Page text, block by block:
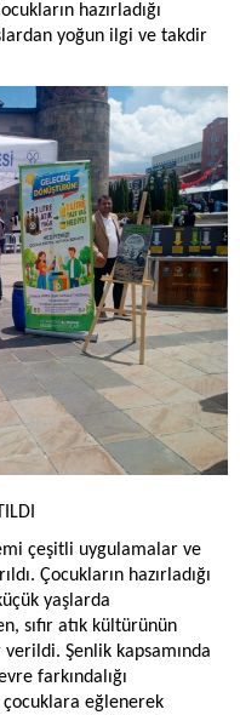
hazırladığı
yoğun ilgi ve takdir
çeşitli uygulamalar ve
Çocukların hazırladığı
yaşlarda
sıfır atık kültürünün
verildi. Şenlik kapsamında
farkındalığı
çocuklara eğlenerek